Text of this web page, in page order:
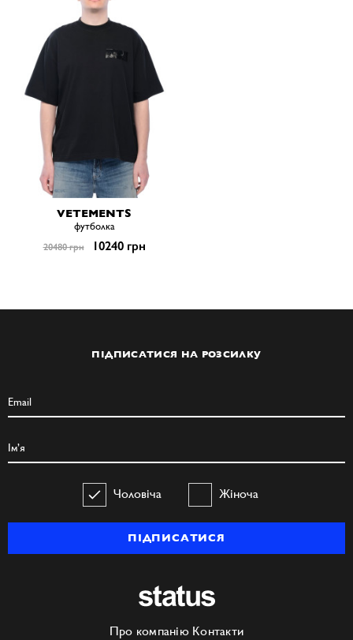
VETEMENTS
футболка
20480 грн 10240 грн
ПІДПИСАТИСЯ НА РОЗСИЛКУ
Чоловіча Жіноча
ПІДПИСАТИСЯ
Про компанію Контакти